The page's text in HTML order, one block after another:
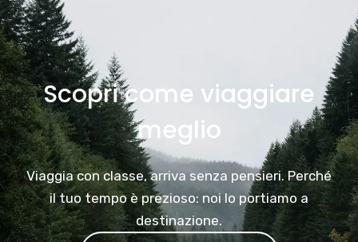
Scopri come viaggiare
meglio
Viaggia con classe, arriva senza pensieri. Perché
il tuo tempo è prezioso: noi lo portiamo a
destinazione.